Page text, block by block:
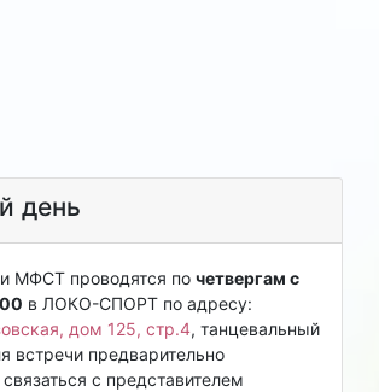
день
МФСТ проводятся по четвергам с
в ЛОКО-СПОРТ по адресу:
дом 125, стр.4, танцевальный
встречи предварительно
с представителем